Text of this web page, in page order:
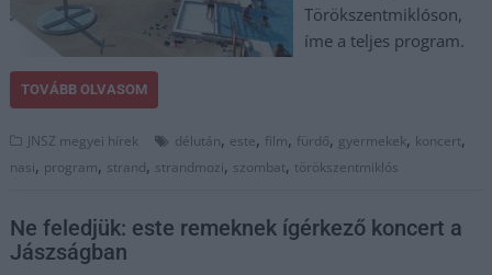
Törökszentmiklóson,
íme a teljes program.
TOVÁBB OLVASOM
JNSZ megyei hírek délután, este, film, fürdő, gyermekek, koncert,
nasi, program, strand, strandmozi, szombat, törökszentmiklós
Ne feledjük: este remeknek ígérkező koncert a
Jászságban